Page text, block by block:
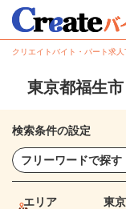
クリエイトバイト・パート求人
東京都福生
検索条件の設定
エリア 東